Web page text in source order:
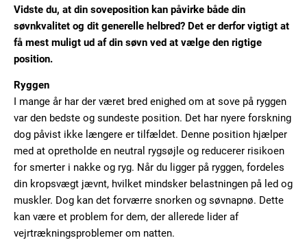
Vidste du, at din soveposition kan påvirke både din
søvnkvalitet og dit generelle helbred? Det er derfor vigtigt at
få mest muligt ud af din søvn ved at vælge den rigtige
position.
Ryggen
I mange år har der været bred enighed om at sove på ryggen
var den bedste og sundeste position. Det har nyere forskning
dog påvist ikke længere er tilfældet. Denne position hjælper
med at opretholde en neutral rygsøjle og reducerer risikoen
for smerter i nakke og ryg. Når du ligger på ryggen, fordeles
din kropsvægt jævnt, hvilket mindsker belastningen på led og
muskler. Dog kan det forværre snorken og søvnapnø. Dette
kan være et problem for dem, der allerede lider af
vejrtrækningsproblemer om natten.